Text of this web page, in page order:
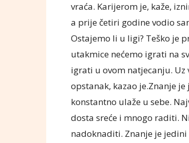
vraća. Karijerom je, kaže,
a prije četiri godine vodio
Ostajemo li u ligi? Teško je
utakmice nećemo igrati na
igrati u ovom natjecanju.
opstanak, kazao je.Znanje
konstantno ulaže u sebe.
dosta sreće i mnogo raditi.
nadoknaditi. Znanje je